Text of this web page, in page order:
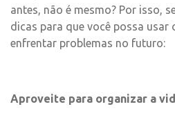
antes, não é mesmo? Por isso,
dicas para que você possa usar
enfrentar problemas no futuro:
Aproveite para organizar a